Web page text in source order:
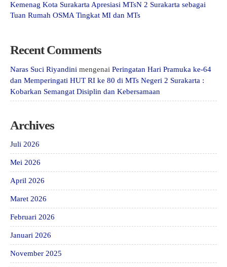
Kemenag Kota Surakarta Apresiasi MTsN 2 Surakarta sebagai
Tuan Rumah OSMA Tingkat MI dan MTs
Recent Comments
Naras Suci Riyandini mengenai Peringatan Hari Pramuka ke-64
dan Memperingati HUT RI ke 80 di MTs Negeri 2 Surakarta :
Kobarkan Semangat Disiplin dan Kebersamaan
Archives
Juli 2026
Mei 2026
April 2026
Maret 2026
Februari 2026
Januari 2026
November 2025